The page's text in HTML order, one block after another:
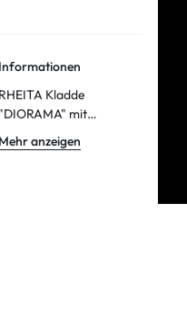
Informationen
RHEITA Kladde
"DIORAMA" mit
Noppenprägung, A6,
80 Blatt, 80g/m²
Mehr anzeigen